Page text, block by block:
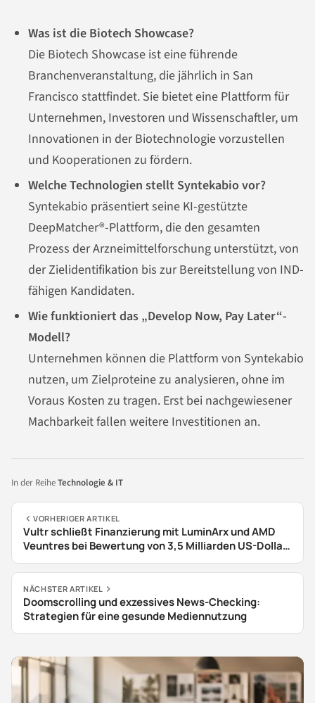
Was ist die Biotech Showcase?
Die Biotech Showcase ist eine führende
Branchenveranstaltung, die jährlich in San
Francisco stattfindet. Sie bietet eine Plattform für
Unternehmen, Investoren und Wissenschaftler, um
Innovationen in der Biotechnologie vorzustellen
und Kooperationen zu fördern.
Welche Technologien stellt Syntekabio vor?
Syntekabio präsentiert seine KI-gestützte
DeepMatcher®-Plattform, die den gesamten
Prozess der Arzneimittelforschung unterstützt, von
der Zielidentifikation bis zur Bereitstellung von IND-
fähigen Kandidaten.
Wie funktioniert das „Develop Now, Pay Later“-
Modell?
Unternehmen können die Plattform von Syntekabio
nutzen, um Zielproteine zu analysieren, ohne im
Voraus Kosten zu tragen. Erst bei nachgewiesener
Machbarkeit fallen weitere Investitionen an.
In der ReiheTechnologie & IT
VORHERIGER ARTIKEL
Vultr schließt Finanzierung mit LuminArx und AMD
Veuntres bei Bewertung von 3,5 Milliarden US-Dollar
ab
NÄCHSTER ARTIKEL
Doomscrolling und exzessives News-Checking:
Strategien für eine gesunde Mediennutzung